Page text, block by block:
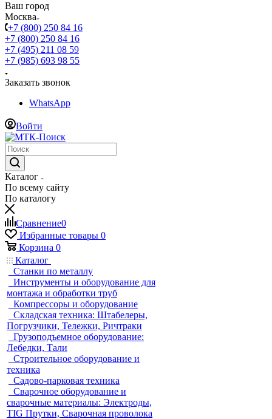
Ваш город
Москва
+7 (800) 250 84 16
+7 (800) 250 84 16
+7 (495) 211 08 59
+7 (985) 693 98 55
Заказать звонок
WhatsApp
Войти
Каталог
По всему сайту
По каталогу
Сравнение0
Избранные товары 0
Корзина 0
Каталог
Станки по металлу
Инструменты и оборудование для
монтажа и обработки труб
Компрессоры и оборудование
Складская техника: Штабелеры,
Погрузчики, Тележки, Ричтраки
Грузоподъемное оборудование:
Лебедки, Тали
Строительное оборудование и
техника
Садово-парковая техника
Сварочное оборудование и
сварочные материалы: Электроды,
TIG Прутки, Сварочная проволока